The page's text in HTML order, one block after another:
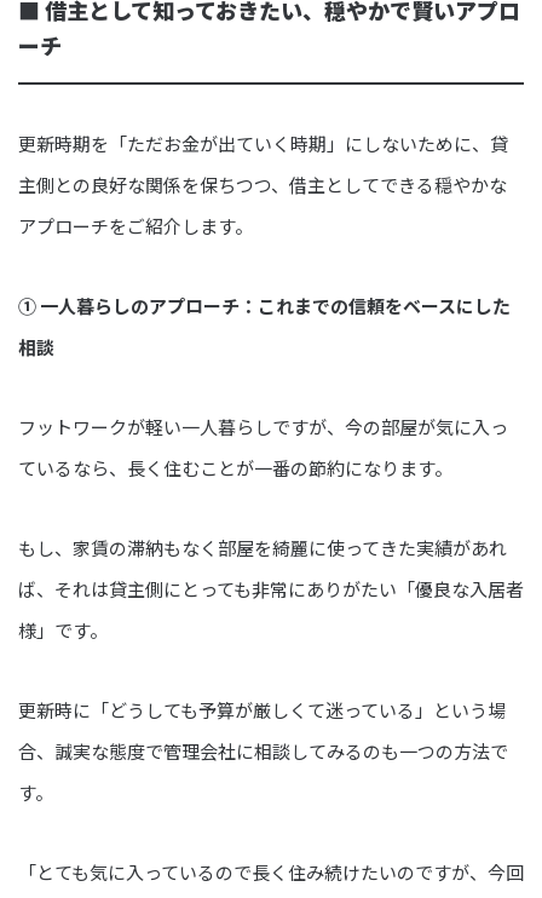
■ 借主として知っておきたい、穏やかで賢いアプロ
ーチ
更新時期を「ただお金が出ていく時期」にしないために、貸
主側との良好な関係を保ちつつ、借主としてできる穏やかな
アプローチをご紹介します。
① 一人暮らしのアプローチ：これまでの信頼をベースにした
相談
フットワークが軽い一人暮らしですが、今の部屋が気に入っ
ているなら、長く住むことが一番の節約になります。
もし、家賃の滞納もなく部屋を綺麗に使ってきた実績があれ
ば、それは貸主側にとっても非常にありがたい「優良な入居者
様」です。
更新時に「どうしても予算が厳しくて迷っている」という場
合、誠実な態度で管理会社に相談してみるのも一つの方法で
す。
「とても気に入っているので長く住み続けたいのですが、今回